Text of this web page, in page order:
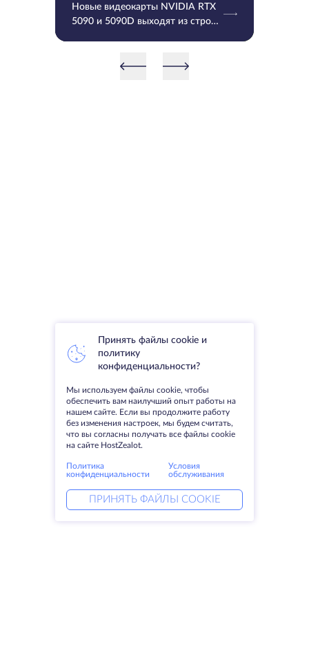
Новые видеокарты NVIDIA RTX
5090 и 5090D выходят из строя
Принять файлы cookie и
политику
конфиденциальности?
Мы используем файлы cookie, чтобы
обеспечить вам наилучший опыт работы на
нашем сайте. Если вы продолжите работу
без изменения настроек, мы будем считать,
что вы согласны получать все файлы cookie
на сайте HostZealot.
Политика
конфиденциальности
Условия
обслуживания
ПРИНЯТЬ ФАЙЛЫ COOKIE